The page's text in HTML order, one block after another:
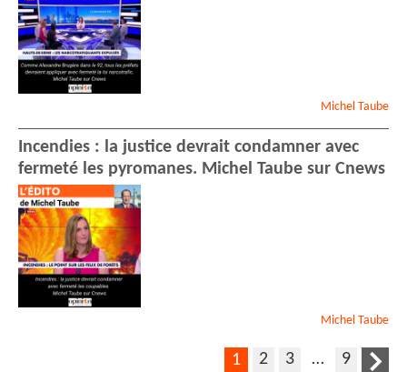
Michel Taube
Incendies : la justice devrait condamner avec
fermeté les pyromanes. Michel Taube sur Cnews
Michel Taube
1 2 3 … 9